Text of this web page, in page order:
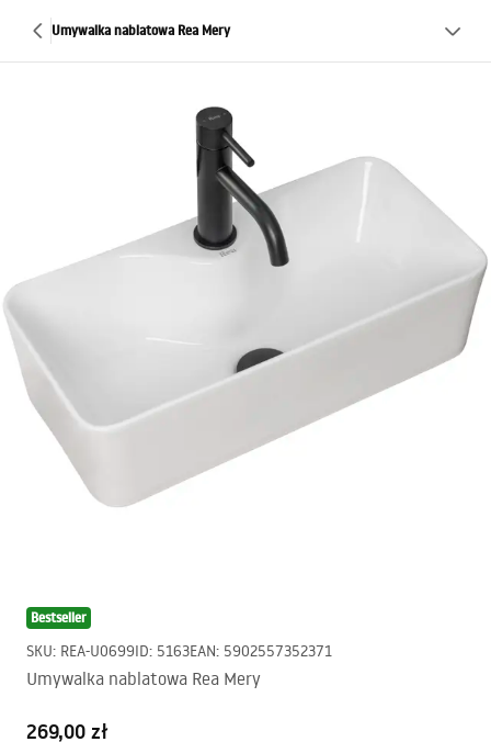
Umywalka nablatowa Rea Mery
Bestseller
SKU: REA-U0699ID: 5163EAN: 5902557352371
Umywalka nablatowa Rea Mery
269,00 zł